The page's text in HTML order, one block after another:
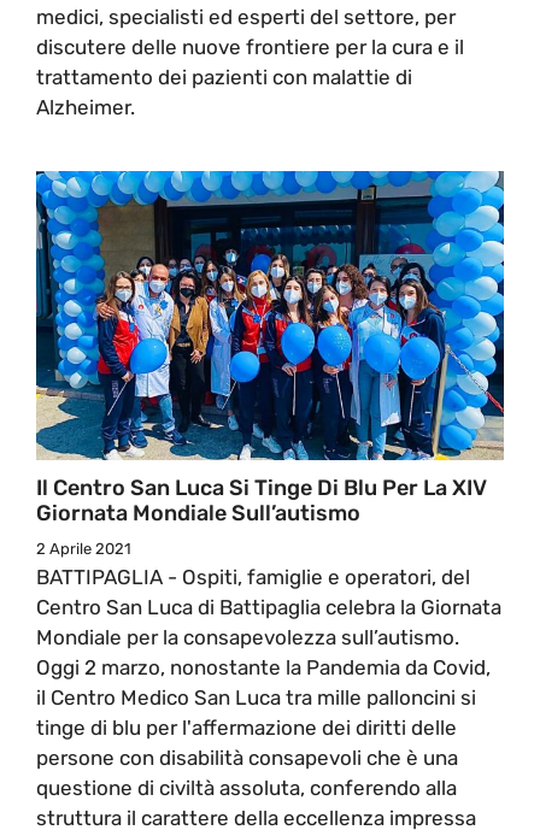
medici, specialisti ed esperti del settore, per
discutere delle nuove frontiere per la cura e il
trattamento dei pazienti con malattie di
Alzheimer.
Il Centro San Luca Si Tinge Di Blu Per La XIV
Giornata Mondiale Sull’autismo
2 Aprile 2021
BATTIPAGLIA - Ospiti, famiglie e operatori, del
Centro San Luca di Battipaglia celebra la Giornata
Mondiale per la consapevolezza sull’autismo.
Oggi 2 marzo, nonostante la Pandemia da Covid,
il Centro Medico San Luca tra mille palloncini si
tinge di blu per l'affermazione dei diritti delle
persone con disabilità consapevoli che è una
questione di civiltà assoluta, conferendo alla
struttura il carattere della eccellenza impressa